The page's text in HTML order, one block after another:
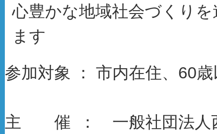
心豊かな地域社会づくり
ます
参加対象 ： 市内在住、60
主 催 ： 一般社団法人西